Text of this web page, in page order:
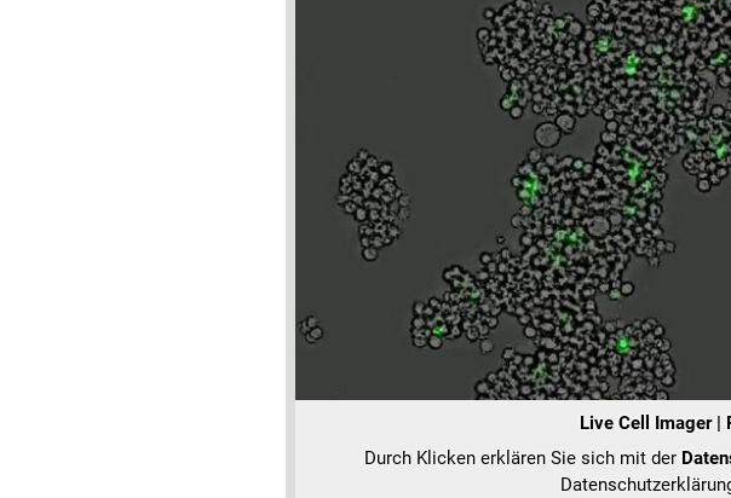
Live Cell Imager |
Durch Klicken erklären Sie sich mit der